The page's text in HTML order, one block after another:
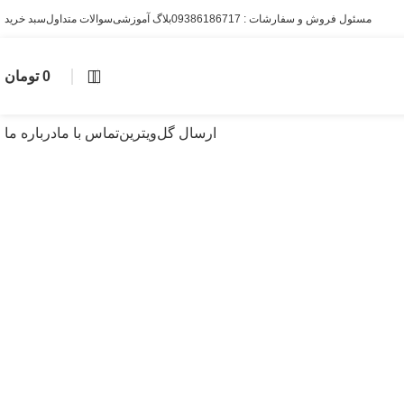
مسئول فروش و سفارشات : 09386186717 بلاگ آموزشیسوالات متداولسبد خرید
0 تومان
ارسال گلویترینتماس با مادرباره ما